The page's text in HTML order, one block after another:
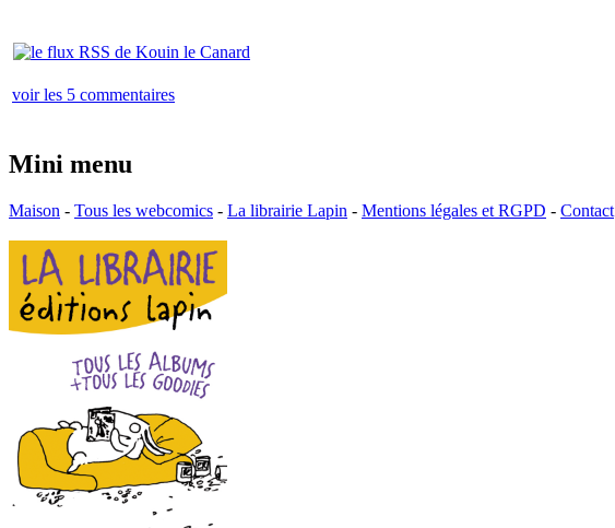
voir les 5 commentaires
Mini menu
Maison - Tous les webcomics - La librairie Lapin - Mentions légales et RGPD - Contact